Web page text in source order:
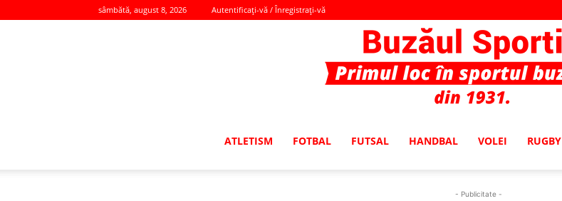
sâmbătă, august 8, 2026 Autentificați-vă / Înregistrați-vă
ATLETISM FOTBAL FUTSAL HANDBAL VOLEI RUGBY
- Publicitate -